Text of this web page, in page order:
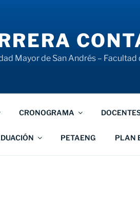
Mayor de San Andrés –
CRONOGRAMA
PETAENG PLAN